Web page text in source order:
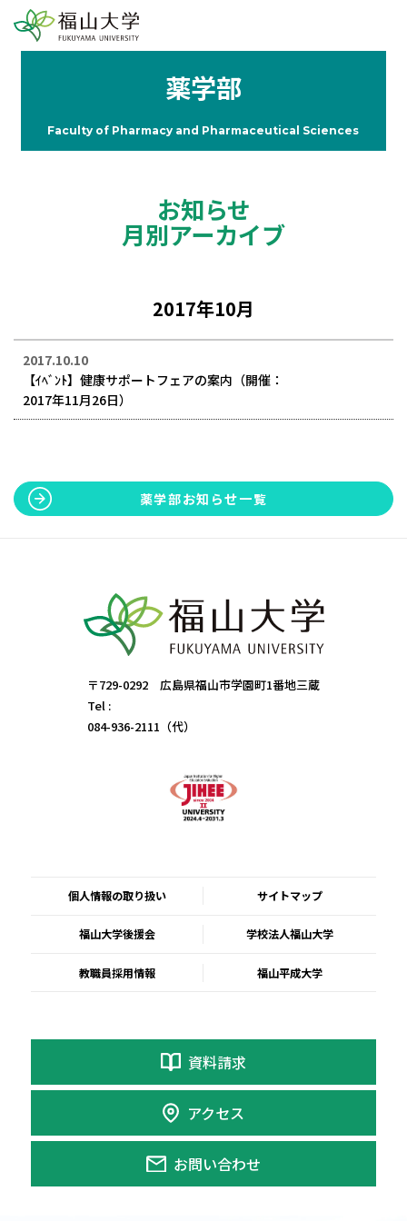
薬学部
Faculty of Pharmacy and Pharmaceutical Sciences
お知らせ
月別アーカイブ
2017年10月
2017.10.10
【ｲﾍﾞﾝﾄ】健康サポートフェアの案内（開催：
2017年11月26日）
薬学部お知らせ一覧
〒729-0292 広島県福山市学園町1番地三蔵
Tel :
084-936-2111（代）
個人情報の取り扱い サイトマップ
福山大学後援会 学校法人福山大学
教職員採用情報 福山平成大学
資料請求
アクセス
お問い合わせ